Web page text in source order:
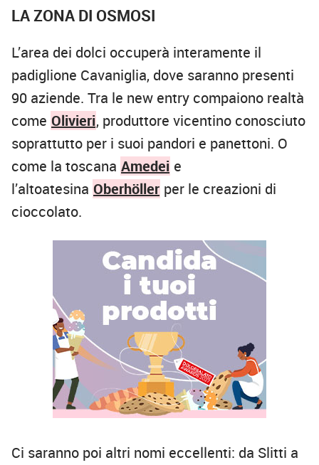
LA ZONA DI OSMOSI
L’area dei dolci occuperà interamente il
padiglione Cavaniglia, dove saranno presenti
90 aziende. Tra le new entry compaiono realtà
come Olivieri, produttore vicentino conosciuto
soprattutto per i suoi pandori e panettoni. O
come la toscana Amedei e
l’altoatesina Oberhöller per le creazioni di
cioccolato.
Ci saranno poi altri nomi eccellenti: da Slitti a